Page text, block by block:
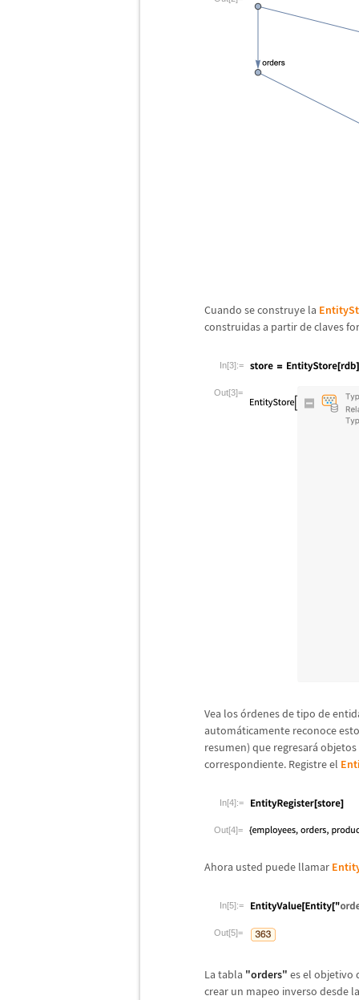
Cuando se construye la
construidas a partir de claves for
In[3]:=
Out[3]=
Vea losórdenes de tipo de
automáticamente reconoce
resumen) que regresará objetos
correspondiente. Registre el
In[4]:=
Out[4]=
Ahora usted puede llamar
In[5]:=
Out[5]=
La tabla "orders" es el objetivo
crear un mapeo inverso desde